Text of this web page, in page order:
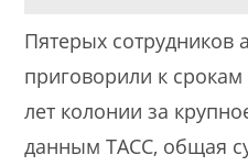
Пятерых сотрудников
приговорили к срокам
лет колонии за
данным ТАСС, общая